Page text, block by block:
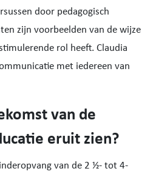
door pedagogisch
zijn voorbeelden van de wijze
rol heeft. Claudia
met iedereen van
van de
eruit zien?
van de 2 ½- tot 4-